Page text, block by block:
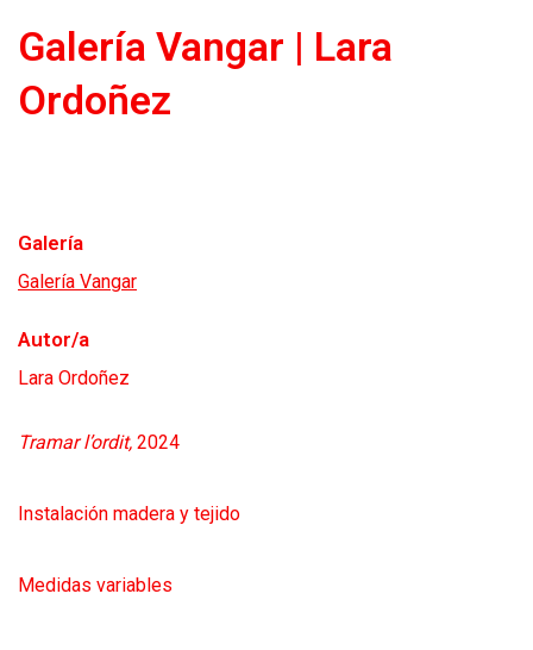
Galería Vangar | Lara
Ordoñez
Galería
Galería Vangar
Autor/a
Lara Ordoñez
Tramar l’ordit, 2024
Instalación madera y tejido
Medidas variables